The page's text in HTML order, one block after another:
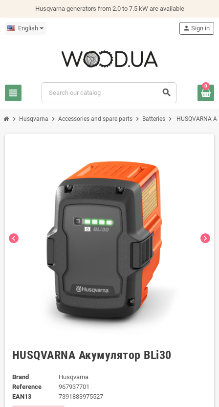
Husqvarna generators from 2.0 to 7.5 kW are available
English
view_headline search
person Sign in
0
chevron_right Husqvarna chevron_right Accessories and spare parts chevron_right Batteries chevron_right HUSQVARNA
chevron_left chevron_right
HUSQVARNA Акумулятор BLi30
Brand
Husqvarna
Reference
967937701
EAN13
7391883975527